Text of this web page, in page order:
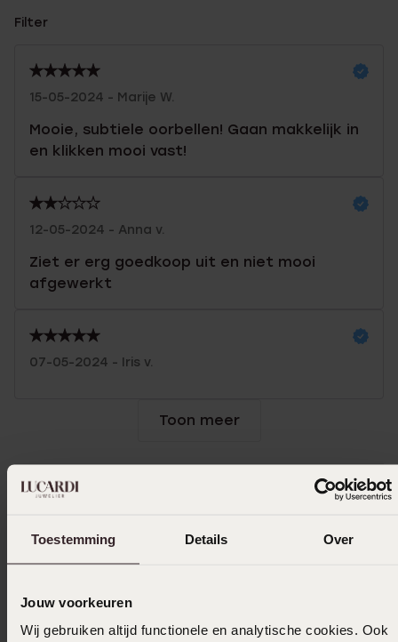
Toestemming Details Over
Jouw voorkeuren
Wij gebruiken altijd functionele en analytische cookies. Ook
Filter
15-05-2024 - Marije W.
Mooie, subtiele oorbellen! Gaan makkelijk in
en klikken mooi vast!
12-05-2024 - Anna v.
Ziet er erg goedkoop uit en niet mooi
afgewerkt
07-05-2024 - Iris v.
Toon meer
Ook leuk voor jou